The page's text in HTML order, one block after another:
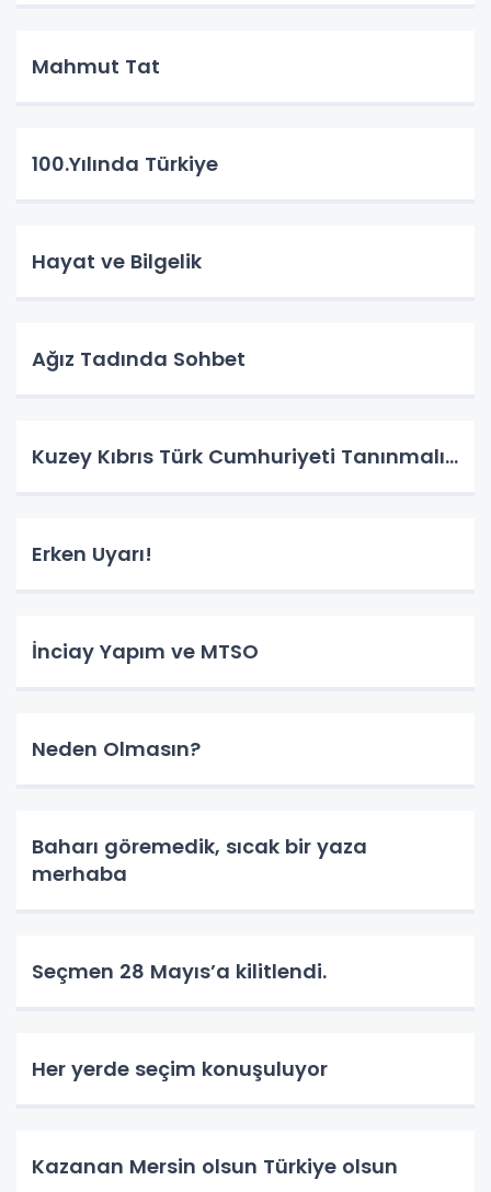
Mahmut Tat
100.Yılında Türkiye
Hayat ve Bilgelik
Ağız Tadında Sohbet
Kuzey Kıbrıs Türk Cumhuriyeti Tanınmalı…
Erken Uyarı!
İnciay Yapım ve MTSO
Neden Olmasın?
Baharı göremedik, sıcak bir yaza
merhaba
Seçmen 28 Mayıs’a kilitlendi.
Her yerde seçim konuşuluyor
Kazanan Mersin olsun Türkiye olsun